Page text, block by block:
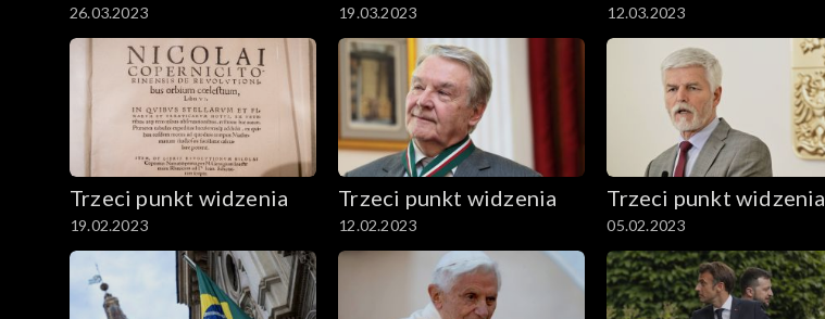
26.03.2023 19.03.2023 12.03.2023
Trzeci punkt widzenia
19.02.2023
Trzeci punkt widzenia
12.02.2023
Trzeci punkt widzenia
05.02.2023